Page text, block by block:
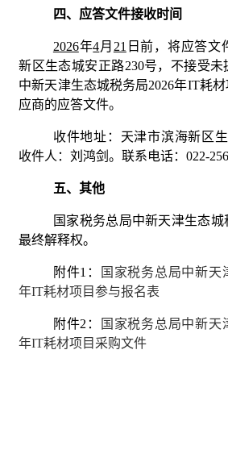
四、应答文件接收时间
2026年4月 21 日前，将应答文
新区生态城安正路230号，不接受
中新天津生态城税务局2026年IT耗材
应商的应答文件。
收件地址：天津市滨海新区生
收件人：刘鸿剑。联系电话：022-
五、其他
国家税务总局中新天津生态
最终解释权。
附件1：
国家税务总局中新天
年IT耗材项目参与报名表
附件2：
国家税务总局中新天
年IT耗材项目采购文件